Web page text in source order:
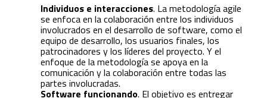
Individuos e interacciones. La metodología agile
se enfoca en la colaboración entre los individuos
involucrados en el desarrollo de software, como el
equipo de desarrollo, los usuarios finales, los
patrocinadores y los líderes del proyecto. Y el
enfoque de la metodología se apoya en la
comunicación y la colaboración entre todas las
partes involucradas.
Software funcionando. El objetivo es entregar